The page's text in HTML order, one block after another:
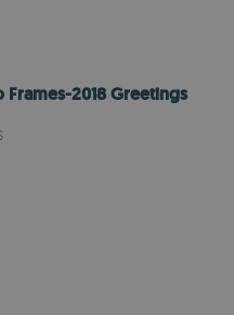
Frames-2018 Greetings